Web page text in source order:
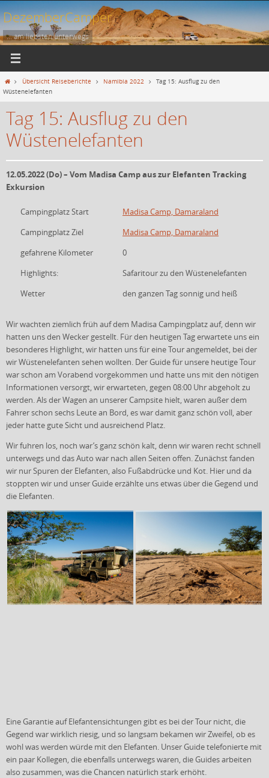
Zum
Inhalt
springen
DezemberCamper
... am liebsten unterwegs
StartÜbersicht Reiseberichte Namibia 2022
Tag 15: Ausflug zu den
Wüstenelefanten
Tag 15: Ausflug zu den
Wüstenelefanten
12.05.2022 (Do) – Vom Madisa Camp aus zur Elefanten Tracking
Exkursion
Campingplatz Start
Madisa Camp, Damaraland
Campingplatz Ziel
Madisa Camp, Damaraland
gefahrene Kilometer
0
Highlights:
Safaritour zu den Wüstenelefanten
Wetter
den ganzen Tag sonnig und heiß
Wir wachten ziemlich früh auf dem Madisa Campingplatz auf, denn wir
hatten uns den Wecker gestellt. Für den heutigen Tag erwartete uns ein
besonderes Highlight, wir hatten uns für eine Tour angemeldet, bei der
wir Wüstenelefanten sehen wollten. Der Guide für unsere heutige Tour
war schon am Vorabend vorgekommen und hatte uns mit den nötigen
Informationen versorgt, wir erwarteten, gegen 08:00 Uhr abgeholt zu
werden. Als der Wagen an unserer Campsite hielt, waren außer dem
Fahrer schon sechs Leute an Bord, es war damit ganz schön voll, aber
jeder hatte gute Sicht und ausreichend Platz.
Wir fuhren los, noch war’s ganz schön kalt, denn wir waren recht schnell
unterwegs und das Auto war nach allen Seiten offen. Zunächst fanden
wir nur Spuren der Elefanten, also Fußabdrücke und Kot. Hier und da
stoppten wir und unser Guide erzählte uns etwas über die Gegend und
die Elefanten.
Eine Garantie auf Elefantensichtungen gibt es bei der Tour nicht, die
Gegend war wirklich riesig, und so langsam bekamen wir Zweifel, ob es
wohl was werden würde mit den Elefanten. Unser Guide telefonierte mit
ein paar Kollegen, die ebenfalls unterwegs waren, die Guides arbeiten
also zusammen, was die Chancen natürlich stark erhöht.